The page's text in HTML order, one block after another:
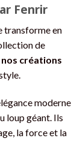
Fenrir
transforme en
de
créations
moderne
loup géant. Ils
la force et la